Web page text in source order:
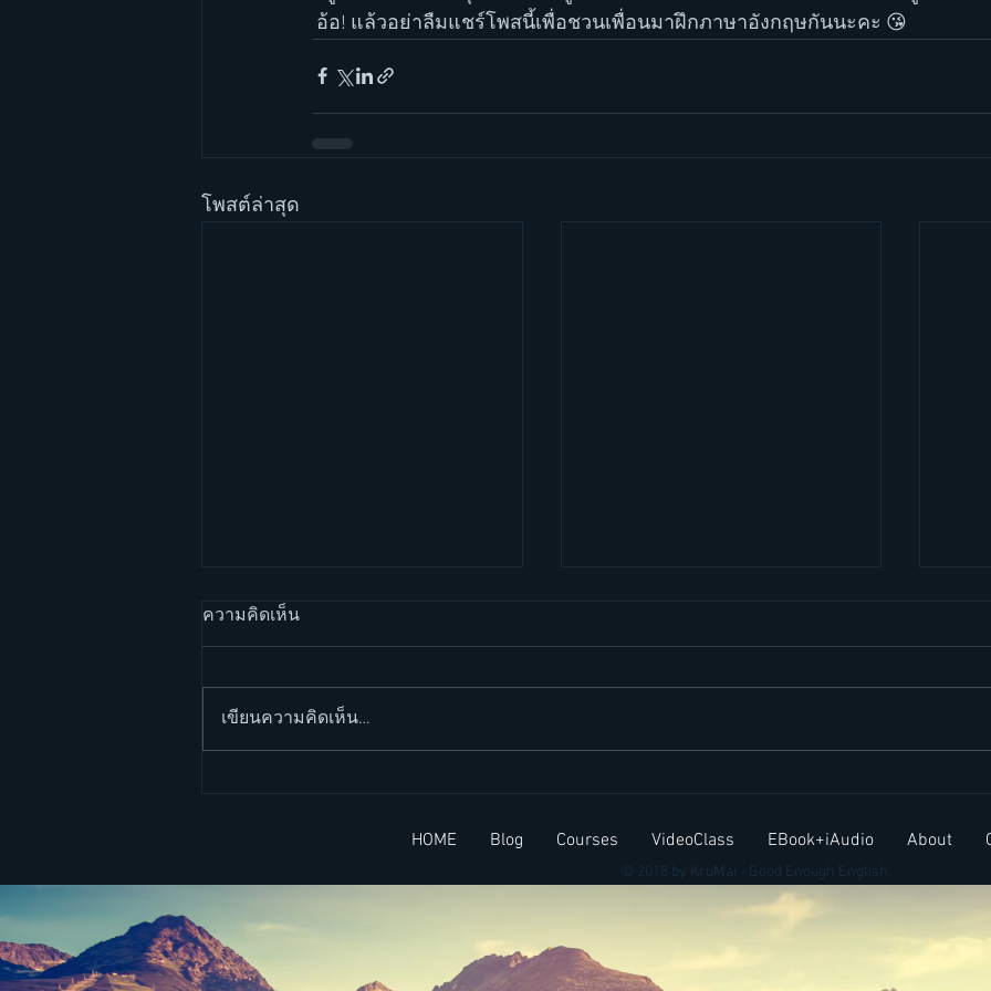
อ้อ! แล้วอย่าลืมแชร์โพสนี้เพื่อชวนเพื่อนมาฝึกภาษาอังกฤษกันนะคะ 😘
โพสต์ล่าสุด
วิล สมิธ กับการสร้างกำแพง
Be patient อดทนกับตัวเอง
ภาษ
ความคิดเห็น
เขียนความคิดเห็น…
© 2018 by KruMai - Good Enough English.
HOME Blog Courses VideoClass EBook+iAudio About